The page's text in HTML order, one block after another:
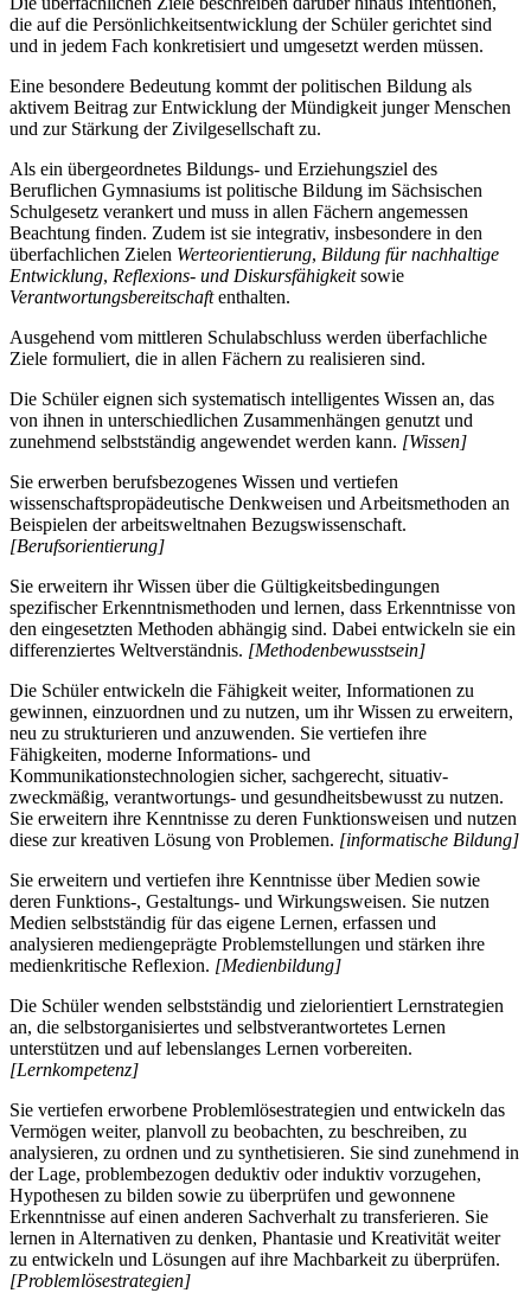
die auf die Persönlichkeitsentwicklung der Schüler gerichtet sind
und in jedem Fach konkretisiert und umgesetzt werden müssen.
Eine besondere Bedeutung kommt der politischen Bildung als
aktivem Beitrag zur Entwicklung der Mündigkeit junger Menschen
und zur Stärkung der Zivilgesellschaft zu.
Als ein übergeordnetes Bildungs- und Erziehungsziel des
Beruflichen Gymnasiums ist politische Bildung im Sächsischen
Schulgesetz verankert und muss in allen Fächern angemessen
Beachtung finden. Zudem ist sie integrativ, insbesondere in den
überfachlichen Zielen Werteorientierung, Bildung für nachhaltige
Entwicklung, Reflexions- und Diskursfähigkeitsowie
Verantwortungsbereitschaftenthalten.
Ausgehend vom mittleren Schulabschluss werden überfachliche
Ziele formuliert, die in allen Fächern zu realisieren sind.
Die Schüler eignen sich systematisch intelligentes Wissen an, das
von ihnen in unterschiedlichen Zusammenhängen genutzt und
zunehmend selbstständig angewendet werden kann. [Wissen]
Sie erwerben berufsbezogenes Wissen und vertiefen
wissenschaftspropädeutische Denkweisen und Arbeitsmethoden an
Beispielen der arbeitsweltnahen Bezugswissenschaft.
[Berufsorientierung]
Sie erweitern ihr Wissen über die Gültigkeitsbedingungen
spezifischer Erkenntnismethoden und lernen, dass Erkenntnisse von
den eingesetzten Methoden abhängig sind. Dabei entwickeln sie ein
differenziertes Weltverständnis. [Methodenbewusstsein]
Die Schüler entwickeln die Fähigkeit weiter, Informationen zu
gewinnen, einzuordnen und zu nutzen, um ihr Wissen zu erweitern,
neu zu strukturieren und anzuwenden. Sie vertiefen ihre
Fähigkeiten, moderne Informations- und
Kommunikationstechnologien sicher, sachgerecht, situativ-
zweckmäßig, verantwortungs- und gesundheitsbewusst zu nutzen.
Sie erweitern ihre Kenntnisse zu deren Funktionsweisen und nutzen
diese zur kreativen Lösung von Problemen. [informatische Bildung]
Sie erweitern und vertiefen ihre Kenntnisse über Medien sowie
deren Funktions-, Gestaltungs- und Wirkungsweisen. Sie nutzen
Medien selbstständig für das eigene Lernen, erfassen und
analysieren mediengeprägte Problemstellungen und stärken ihre
medienkritische Reflexion. [Medienbildung]
Die Schüler wenden selbstständig und zielorientiert Lernstrategien
an, die selbstorganisiertes und selbstverantwortetes Lernen
unterstützen und auf lebenslanges Lernen vorbereiten.
[Lernkompetenz]
Sie vertiefen erworbene Problemlösestrategien und entwickeln das
Vermögen weiter, planvoll zu beobachten, zu beschreiben, zu
analysieren, zu ordnen und zu synthetisieren. Sie sind zunehmend in
der Lage, problembezogen deduktiv oder induktiv vorzugehen,
Hypothesen zu bilden sowie zu überprüfen und gewonnene
Erkenntnisse auf einen anderen Sachverhalt zu transferieren. Sie
lernen in Alternativen zu denken, Phantasie und Kreativität weiter
zu entwickeln und Lösungen auf ihre Machbarkeit zu überprüfen.
[Problemlösestrategien]